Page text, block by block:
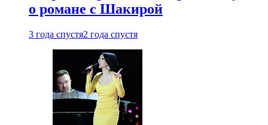
о романе с Шакирой
3 года спустя2 года спустя